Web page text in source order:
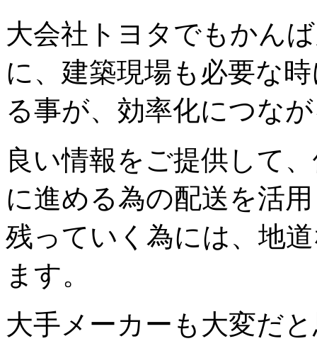
大会社トヨタでもかん
に、建築現場も必要な
る事が、効率化につな
良い情報をご提供して
に進める為の配送を活
残っていく為には、地
ます。
大手メーカーも大変だ